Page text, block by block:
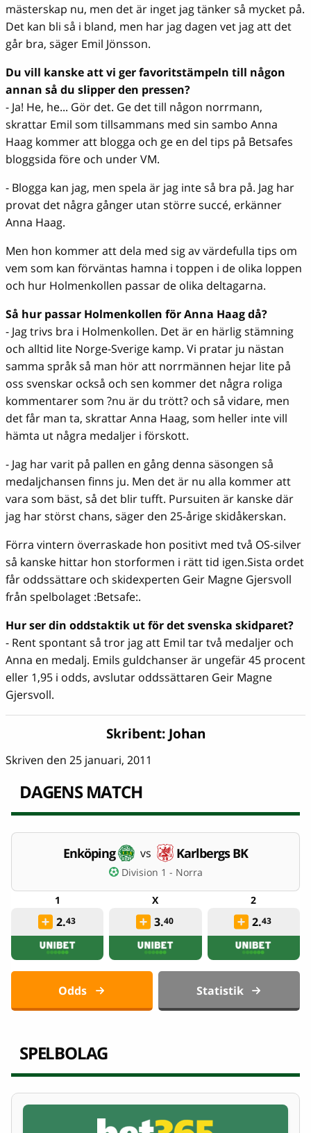
mästerskap nu, men det är inget jag tänker så mycket på.
Det kan bli så i bland, men har jag dagen vet jag att det
går bra, säger Emil Jönsson.
Du vill kanske att vi ger favoritstämpeln till någon
annan så du slipper den pressen?
- Ja! He, he... Gör det. Ge det till någon norrmann,
skrattar Emil som tillsammans med sin sambo Anna
Haag kommer att blogga och ge en del tips på Betsafes
bloggsida före och under VM.
- Blogga kan jag, men spela är jag inte så bra på. Jag har
provat det några gånger utan större succé, erkänner
Anna Haag.
Men hon kommer att dela med sig av värdefulla tips om
vem som kan förväntas hamna i toppen i de olika loppen
och hur Holmenkollen passar de olika deltagarna.
Så hur passar Holmenkollen för Anna Haag då?
- Jag trivs bra i Holmenkollen. Det är en härlig stämning
och alltid lite Norge-Sverige kamp. Vi pratar ju nästan
samma språk så man hör att norrmännen hejar lite på
oss svenskar också och sen kommer det några roliga
kommentarer som ?nu är du trött? och så vidare, men
det får man ta, skrattar Anna Haag, som heller inte vill
hämta ut några medaljer i förskott.
- Jag har varit på pallen en gång denna säsongen så
medaljchansen finns ju. Men det är nu alla kommer att
vara som bäst, så det blir tufft. Pursuiten är kanske där
jag har störst chans, säger den 25-årige skidåkerskan.
Förra vintern överraskade hon positivt med två OS-silver
så kanske hittar hon storformen i rätt tid igen.Sista ordet
får oddssättare och skidexperten Geir Magne Gjersvoll
från spelbolaget :Betsafe:.
Hur ser din oddstaktik ut för det svenska skidparet?
- Rent spontant så tror jag att Emil tar två medaljer och
Anna en medalj. Emils guldchanser är ungefär 45 procent
eller 1,95 i odds, avslutar oddssättaren Geir Magne
Gjersvoll.
Skribent: Johan
Skriven den 25 januari, 2011
DAGENS MATCH
Enköping vs Karlbergs BK
Division 1 - Norra
2.43 3.40 2.43
Odds Statistik
SPELBOLAG